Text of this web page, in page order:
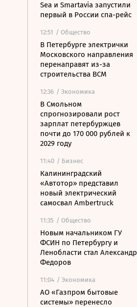
Sea и Smartavia запустили
первый в России спа-рейс
12:51 / Общество
В Петербурге электрички
Московского направления
перенаправят из-за
строительства ВСМ
12:36 / Экономика
В Смольном
спрогнозировали рост
зарплат петербуржцев
почти до 170 000 рублей к
2029 году
11:40 / Бизнес
Калининградский
«Автотор» представил
новый электрический
самосвал Ambertruck
11:35 / Общество
Новым начальником ГУ
ФСИН по Петербургу и
Ленобласти стал Александр
Федоров
11:04 / Экономика
АО «Газпром бытовые
системы» перенесло